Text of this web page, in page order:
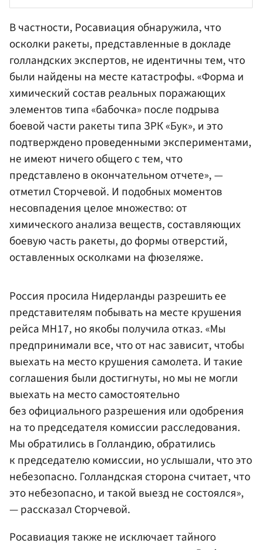
В частности, Росавиация обнаружила, что
осколки ракеты, представленные в докладе
голландских экспертов, не идентичны тем, что
были найдены на месте катастрофы. «Форма и
химический состав реальных поражающих
элементов типа «бабочка» после подрыва
боевой части ракеты типа ЗРК «Бук», и это
подтверждено проведенными экспериментами,
не имеют ничего общего с тем, что
представлено в окончательном отчете», —
отметил Сторчевой. И подобных моментов
несовпадения целое множество: от
химического анализа веществ, составляющих
боевую часть ракеты, до формы отверстий,
оставленных осколками на фюзеляже.
Россия просила Нидерланды разрешить ее
представителям побывать на месте крушения
рейса MH17, но якобы получила отказ. «Мы
предпринимали все, что от нас зависит, чтобы
выехать на место крушения самолета. И такие
соглашения были достигнуты, но мы не могли
выехать на место самостоятельно
без официального разрешения или одобрения
на то председателя комиссии расследования.
Мы обратились в Голландию, обратились
к председателю комиссии, но услышали, что это
небезопасно. Голландская сторона считает, что
это небезопасно, и такой выезд не состоялся»,
— рассказал Сторчевой.
Росавиация также не исключает тайного